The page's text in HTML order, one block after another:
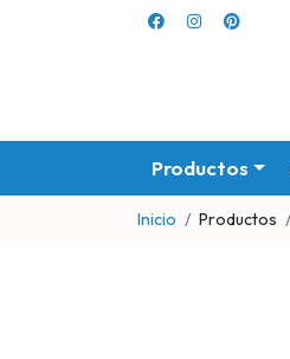
Productos
Inicio Productos